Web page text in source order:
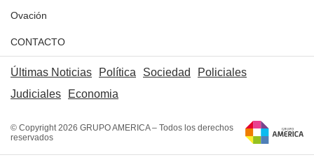
Ovación
CONTACTO
Últimas Noticias Política Sociedad
Policiales
Judiciales
Economia
© Copyright 2026 GRUPO AMERICA – Todos los derechos
reservados